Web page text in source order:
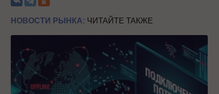
НОВОСТИ РЫНКА: ЧИТАЙТЕ ТАКЖЕ